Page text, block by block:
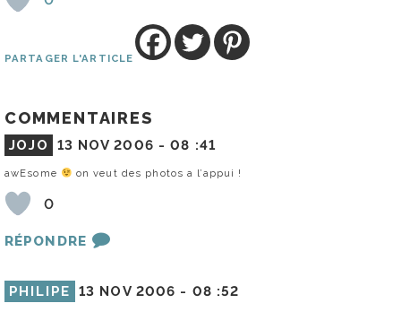
PARTAGER L'ARTICLE
COMMENTAIRES
JOJO 13 NOV 2006 -08 :41
awEsome on veut des photos a l’appui !
0
RÉPONDRE
PHILIPE 13 NOV 2006 - 08 :52